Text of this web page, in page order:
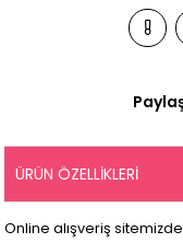
ÜRÜN ÖZELLIKLERI
Online alışveriş